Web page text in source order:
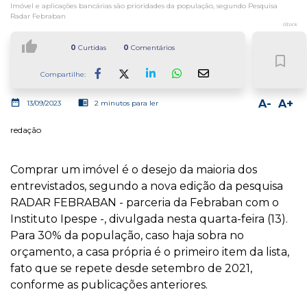
Imóvel e aplicações bancárias são prioridades da população, segundo Pesquisa
Radar Febraban
iStock
thumb_up 0 Curtidas 0 Comentários
Compartilhe:
bookmark_border
date_range 13/09/2023 chrome_reader_mode 2 minutos para ler A+
A-
redação
Comprar um imóvel é o desejo da maioria dos
entrevistados, segundo a nova edição da pesquisa
RADAR FEBRABAN - parceria da Febraban com o
Instituto Ipespe -, divulgada nesta quarta-feira (13).
Para 30% da população, caso haja sobra no
orçamento, a casa própria é o primeiro item da lista,
fato que se repete desde setembro de 2021,
conforme as publicações anteriores.